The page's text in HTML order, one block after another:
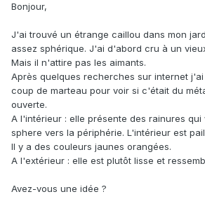
Bonjour,
J'ai trouvé un étrange caillou dans mon
assez sphérique. J'ai d'abord cru à un
Mais il n'attire pas les aimants.
Après quelques recherches sur internet
coup de marteau pour voir si c'était du
ouverte.
A l'intérieur : elle présente des rainures
sphere vers la périphérie. L'intérieur est
Il y a des couleurs jaunes orangées.
A l'extérieur : elle est plutôt lisse et
Avez-vous une idée ?